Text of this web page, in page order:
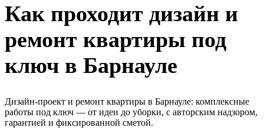
Как проходит дизайн и
ремонт квартиры под
ключ в Барнауле
Дизайн-проект и ремонт квартиры в Барнауле: комплексные
работы под ключ — от идеи до уборки, с авторским надзором,
гарантией и фиксированной сметой.